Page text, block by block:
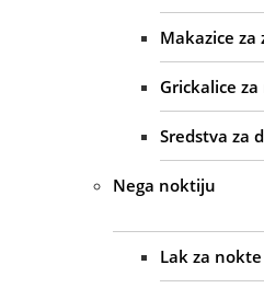
Makazice za
Grickalice
Sredstva za
Nega noktiju
Lak za nokte